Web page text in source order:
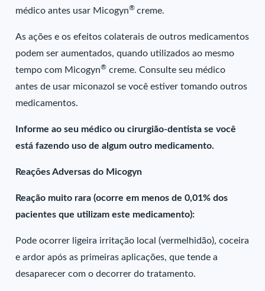
médico antes usar Micogyn® creme.
As ações e os efeitos colaterais de outros medicamentos
podem ser aumentados, quando utilizados ao mesmo
tempo com Micogyn® creme. Consulte seu médico
antes de usar miconazol se você estiver tomando outros
medicamentos.
Informe ao seu médico ou cirurgião-dentista se você
está fazendo uso de algum outro medicamento.
Reações Adversas do Micogyn
Reação muito rara (ocorre em menos de 0,01% dos
pacientes que utilizam este medicamento):
Pode ocorrer ligeira irritação local (vermelhidão), coceira
e ardor após as primeiras aplicações, que tende a
desaparecer com o decorrer do tratamento.